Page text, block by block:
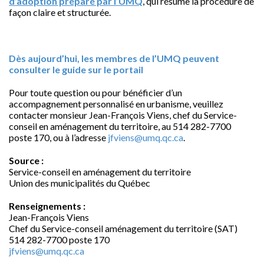
façon claire et structurée.
Dès aujourd’hui, les membres de l’UMQ peuvent
consulter le guide sur le portail
Pour toute question ou pour bénéficier d’un
accompagnement personnalisé en urbanisme, veuillez
contacter monsieur Jean-François Viens, chef du Service-
conseil en aménagement du territoire, au 514 282-7700
poste 170, ou à l’adresse jfviens@umq.qc.ca.
Source :
Service-conseil en aménagement du territoire
Union des municipalités du Québec
Renseignements :
Jean-François Viens
Chef du Service-conseil aménagement du territoire (SAT)
514 282-7700 poste 170
jfviens@umq.qc.ca